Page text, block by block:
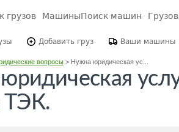
грузов МашиныПоиск машин
Добавить груз Ваши машины
вопросы> Нужна юридическая ус...
ТЭК.